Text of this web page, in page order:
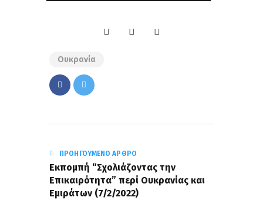
Ουκρανία
ΠΡΟΗΓΟΎΜΕΝΟ ΆΡΘΡΟ
Εκπομπή “Σχολιάζοντας την
Επικαιρότητα” περί Ουκρανίας και
Εμιράτων (7/2/2022)